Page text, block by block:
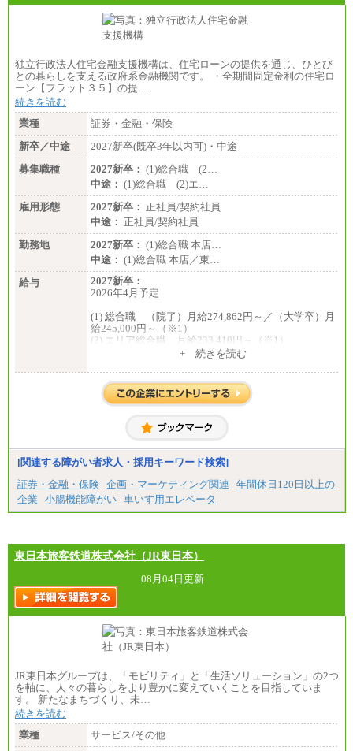
独立行政法人住宅金融支援機構は、住宅ローンの提供を通じ、ひとび
との暮らしを支える政府系金融機関です。 ・全期間固定金利の住宅ロ
ーン【フラット３５】の提…
続きを読む
業種
証券・金融・保険
新卒／中途
2027新卒(既卒3年以内可)・中途
募集職種
2027新卒： (1)総合職 (2…
中途： (1)総合職 (2)エ…
雇用形態
2027新卒： 正社員/契約社員
中途： 正社員/契約社員
勤務地
2027新卒： (1)総合職 本店…
中途： (1)総合職 本店／東…
給与
2027新卒：
2026年4月予定
(1) 総合職 （院了）月給274,862円～／（大学卒）月
給245,000円～（※1）
(2) エリア総合職 月給233,410円～（※1）
(3) アシスタントスタッフ 日給9,800円～12,500円
※１ 試用期間６か月（試用期間中も給与に変更
はございません）
※２ 勤務地により異なります
（1) 総合職 （院了）月給274,862円～／（大学卒）
月給245,000円～（※1）
(2) エリア総合職 月給233,410円～（※1）
(3) アシスタントスタッフ 日給9,800円～12,500円
（※2）
※１ 試用期間６か月（試用期間中も給与に変更
なし）
※２ 勤務地により異なる
+ 続きを読む
[関連する障がい者求人・採用キーワード検索]
証券・金融・保険 企画・マーケティング関連
年間休日120日以上の
企業
小腸機能障がい 車いす用エレベータ
東日本旅客鉄道株式会社（JR東日本）
08月04日更新
JR東日本グループは、「モビリティ」と「生活ソリューション」の2つ
を軸に、人々の暮らしをより豊かに変えていくことを目指していま
す。 新たなまちづくり、未…
続きを読む
業種
サービス/その他